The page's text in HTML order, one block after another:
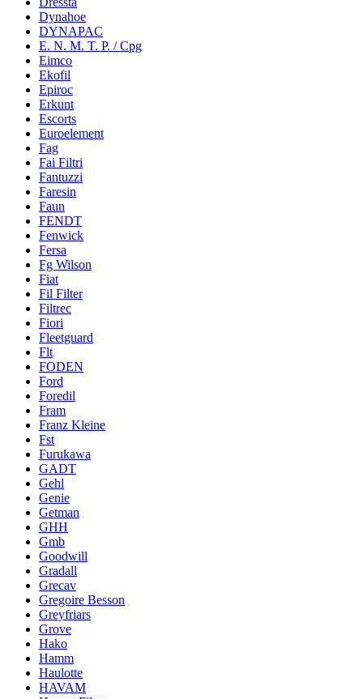
Dynahoe
DYNAPAC
E. N. M. T. P. / Cpg
Eimco
Ekofil
Epiroc
Erkunt
Escorts
Euroelement
Fag
Fai Filtri
Fantuzzi
Faresin
Faun
FENDT
Fenwick
Fersa
Fg Wilson
Fiat
Fil Filter
Filtrec
Fiori
Fleetguard
Flt
FODEN
Ford
Foredil
Fram
Franz Kleine
Fst
Furukawa
GADT
Gehl
Genie
Getman
GHH
Gmb
Goodwill
Gradall
Grecav
Gregoire Besson
Greyfriars
Grove
Hako
Hamm
Haulotte
HAVAM